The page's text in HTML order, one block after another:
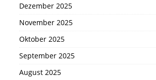
Dezember 2025
November 2025
Oktober 2025
September 2025
August 2025